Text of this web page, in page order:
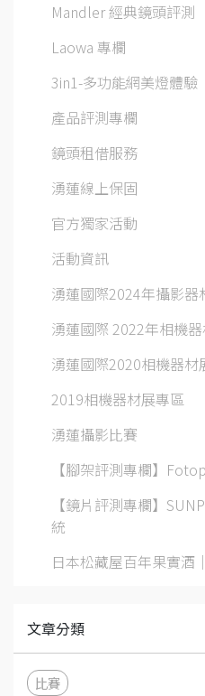
Mandler 經典鏡頭評測
Laowa 專欄
3in1-多功能網美燈體驗
產品評測專欄
鏡頭租借服務
湧蓮線上保固
官方獨家活動
活動資訊
湧蓮國際2024年攝影器
湧蓮國際 2022年相機
湧蓮國際2020相機器材
2019相機器材展專區
湧蓮攝影比賽
【腳架評測專欄】
【鏡片評測專欄】
統
日本松藏屋百年果實酒
文章分類
比賽